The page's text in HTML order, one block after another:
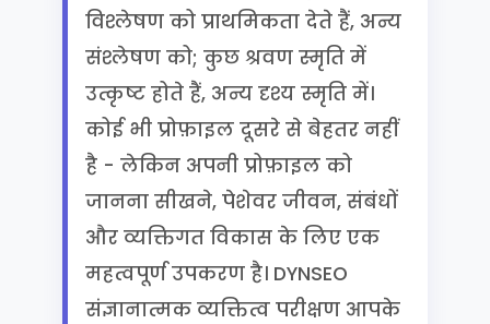
विश्लेषण को प्राथमिकता देते हैं, अन्य
संश्लेषण को; कुछ श्रवण स्मृति में
उत्कृष्ट होते हैं, अन्य दृश्य स्मृति में।
कोई भी प्रोफ़ाइल दूसरे से बेहतर नहीं
है - लेकिन अपनी प्रोफ़ाइल को
जानना सीखने, पेशेवर जीवन, संबंधों
और व्यक्तिगत विकास के लिए एक
महत्वपूर्ण उपकरण है। DYNSEO
संज्ञानात्मक व्यक्तित्व परीक्षण आपके